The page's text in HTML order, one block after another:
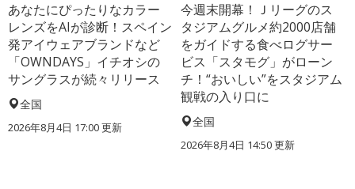
あなたにぴったりなカラー
レンズをAIが診断！スペイン
発アイウェアブランドなど
「OWNDAYS」イチオシの
サングラスが続々リリース
全国
2026年8月4日 17:00更新
今週末開幕！Ｊリーグのス
タジアムグルメ約2000店舗
をガイドする食べログサー
ビス「スタモグ」がローン
チ！“おいしい”をスタジアム
観戦の入り口に
全国
2026年8月4日 14:50更新